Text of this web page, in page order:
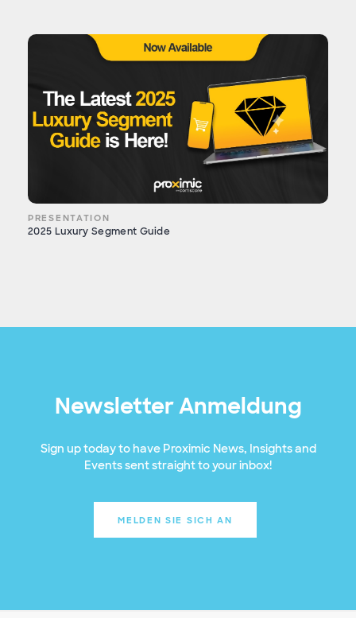
PRESENTATION
2025 Luxury Segment Guide
Newsletter Anmeldung
Sign up today to have Proximic News, Insights and
Events sent straight to your inbox!
MELDEN SIE SICH AN